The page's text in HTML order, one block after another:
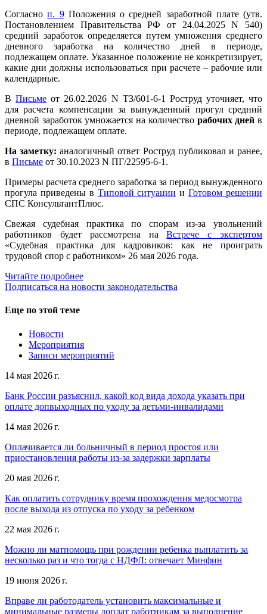
Согласноп. 9Положения о средней заработной плате (утв.
Постановлением Правительства РФ от 24.04.2025 N 540)
средний заработок определяется путем умножения среднего
дневного заработка на количество дней в периоде,
подлежащем оплате. Указанное положение не конкретизирует,
какие дни должны использоваться при расчете – рабочие или
календарные.
ВПисьме от 26.02.2026 N ТЗ/601-6-1 Роструд уточняет, что
для расчета компенсации за вынужденный прогул средний
дневной заработок умножается на количество рабочих дней в
периоде, подлежащем оплате.
На заметку: аналогичный ответ Роструд публиковал и ранее,
в Письме от 30.10.2023 N ПГ/22595-6-1.
Примеры расчета среднего заработка за период вынужденного
прогула приведены в Типовой ситуации иГотовом решении
СПС КонсультантПлюс.
Свежая судебная практика по спорам из-за увольнений
работников будет рассмотрена наВстрече с экспертом
«Судебная практика для кадровиков: как не проиграть
трудовой спор с работником» 26 мая 2026 года.
Читайте подробнее
Подписаться на новости законодательства
Еще по этой теме
Новости
Мероприятия
Записи мероприятий
14 мая 2026 г.
Банк России разъяснил, какой код вида дохода указать при
оплате допвыходных по уходу за детьми-инвалидами
14 мая 2026 г.
Оплачивается ли больничный в период простоя или
приостановления работы из-за задержки зарплаты
20 мая 2026 г.
Как оплатить сотруднику время прохождения медосмотра
после выхода из отпуска по уходу за ребенком
22 мая 2026 г.
Можно ли матпомощь при рождении ребенка выплатить за
несколько раз и что тогда с НДФЛ: отвечает Минфин
19 июня 2026 г.
Вправе ли работодатель установить максимальные и
минимальные размеры доплат работникам за выполнение